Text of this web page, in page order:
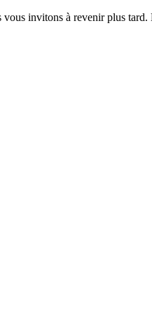
vous invitons à revenir plus tard.